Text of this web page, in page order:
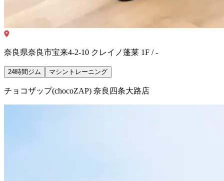
奈良県奈良市宝来4-2-10 クレイノ蓬莱 1F / -
24時間ジム マシントレーニング
チョコザップ(chocoZAP) 奈良四条大路店